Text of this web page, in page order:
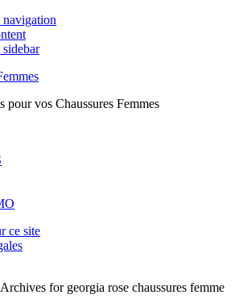
pour vos Chaussures Femmes
ce site
for georgia rose chaussures femme